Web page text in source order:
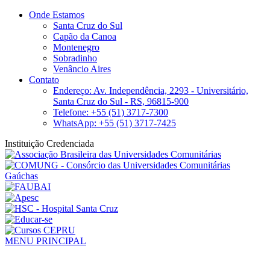
Onde Estamos
Santa Cruz do Sul
Capão da Canoa
Montenegro
Sobradinho
Venâncio Aires
Contato
Endereço: Av. Independência, 2293 - Universitário,
Santa Cruz do Sul - RS, 96815-900
Telefone: +55 (51) 3717-7300
WhatsApp: +55 (51) 3717-7425
Instituição Credenciada
MENU PRINCIPAL